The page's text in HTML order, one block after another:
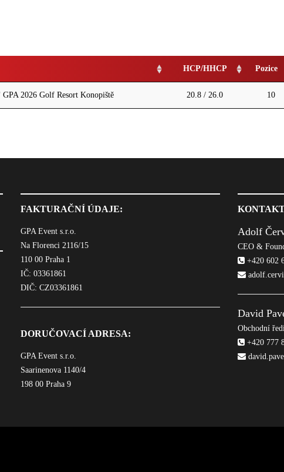
HCP/HHCP Pozice
2026 Golf Resort Konopiště 20.8 / 26.0 10
FAKTURAČNÍ ÚDAJE:
GPA Event s.r.o.
Na Florenci 2116/15
110 00 Praha 1
IČ: 03361861
DIČ: CZ03361861
DORUČOVACÍ ADRESA:
GPA Event s.r.o.
Saarinenova 1140/4
198 00 Praha 9
Adolf
CEO &
+420 602
David
Obchodní
+420 777